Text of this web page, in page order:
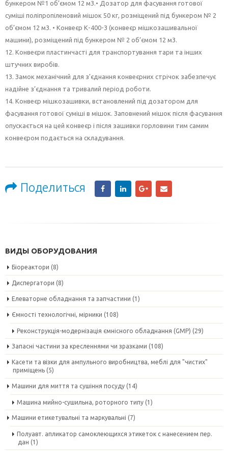
бункером №1 об’ємом 12 м3.• Дозатор для фасування готової
суміші поліпропіленовий мішок 50 кг, розміщений під бункером № 2
об’ємом 12 м3. • Конвеєр К-400-3 (конвеєр мішкозашивальної
машини), розміщений під бункером № 2 об’ємом 12 м3.
12. Конвеєри пластинчасті для транспортування тари та інших
штучних виробів.
13. Замок механічний для з’єднання конвеєрних стрічок забезпечує
надійне з’єднання та тривалий період роботи.
14. Конвеєр мішкозашивки, встановлений під дозатором для
фасування готової суміші в мішок. Заповнений мішок після фасування
опускається на цей конвеєр і після зашивки горловини тим самим
конвеєром подається на складування.
Поделиться
ВИДЫ ОБОРУДОВАНИЯ
Біореактори (8)
Диспергатори (8)
Елеваторне обладнання та запчастини (1)
Ємності технологічні, мірники (108)
Реконструкція-модернізація ємнісного обладнання (GMP) (29)
Запасні частини за кресленнями чи зразками (108)
Касети та візки для ампульного виробництва, меблі для "чистих"
приміщень (5)
Машини для миття та сушіння посуду (14)
Машина мийно-сушильна, роторного типу (1)
Машини етикетувальні та маркувальні (7)
Полуавт. апликатор самоклеющихся этикеток с нанесением пер.
дан (1)